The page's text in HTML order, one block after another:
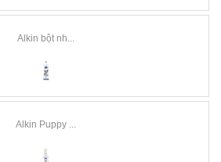
Alkin bột nh...
Alkin Puppy ...